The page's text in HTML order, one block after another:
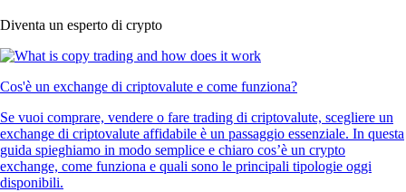
Diventa un esperto di crypto
Cos'è un exchange di criptovalute e come funziona?
Se vuoi comprare, vendere o fare trading di criptovalute, scegliere un
exchange di criptovalute affidabile è un passaggio essenziale. In questa
guida spieghiamo in modo semplice e chiaro cos’è un crypto
exchange, come funziona e quali sono le principali tipologie oggi
disponibili.